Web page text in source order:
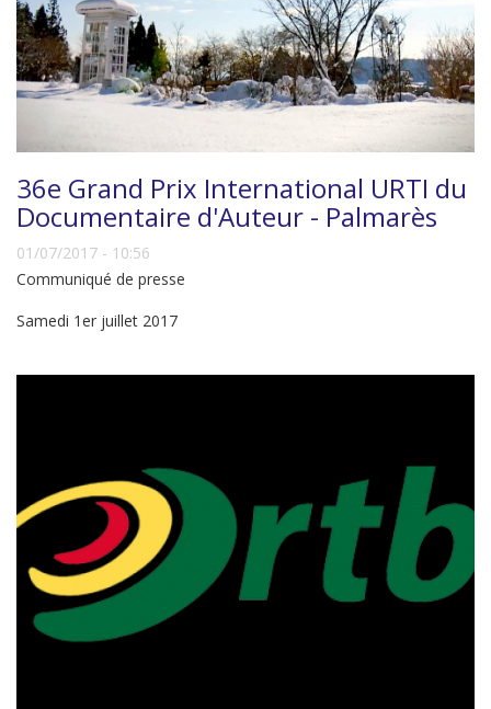
36e Grand Prix International URTI du
Documentaire d'Auteur - Palmarès
01/07/2017 - 10:56
Communiqué de presse
Samedi 1er juillet 2017